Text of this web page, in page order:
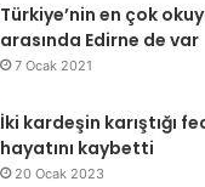
Türkiye’nin en çok
arasında Edirne de var
7 Ocak 2021
İki kardeşin karıştığı
hayatını kaybetti
20 Ocak 2023